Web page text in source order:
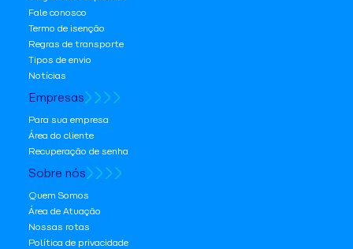
Fale conosco
Termo de isenção
Regras de transporte
Tipos de envio
Notícias
Empresas
Para sua empresa
Área do cliente
Recuperação de senha
Sobre nós
Quem Somos
Área de Atuação
Nossas rotas
Política de privacidade